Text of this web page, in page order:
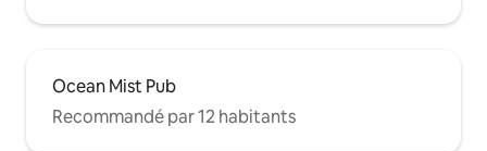
Ocean Mist Pub
Recommandé par 12 habitants